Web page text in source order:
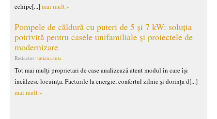
echipe[...]mai mult »
Pompele de căldură cu puteri de 5 și 7 kW: soluția
potrivită pentru casele unifamiliale și proiectele de
modernizare
Redactor: tatiana.tuta
Tot mai mulți proprietari de case analizează atent modul în care își
încălzesc locuința. Facturile la energie, confortul zilnic și dorința d[...]
mai mult »